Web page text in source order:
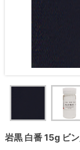
岩黒 白番 15g ビ